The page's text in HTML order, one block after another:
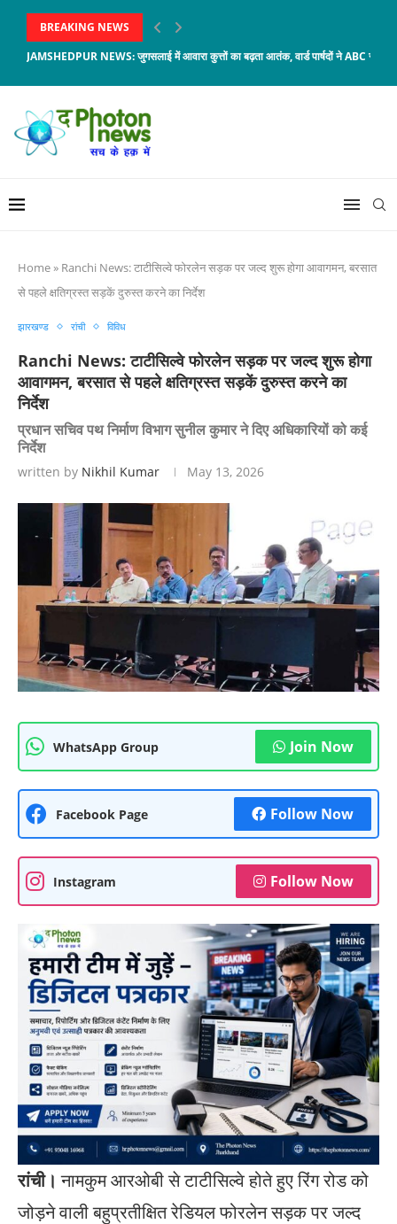
BREAKING NEWS
JAMSHEDPUR NEWS: जुगसलाई में आवारा कुत्तों का बढ़ता आतंक, वार्ड पार्षदों ने ABC सेंटर
Home» Ranchi News: टाटीसिल्वे फोरलेन सड़क पर जल्द शुरू होगा आवागमन, बरसात
से पहले क्षतिग्रस्त सड़कें दुरुस्त करने का निर्देश
झारखण्ड रांची विविध
Ranchi News: टाटीसिल्वे फोरलेन सड़क पर जल्द शुरू होगा
आवागमन, बरसात से पहले क्षतिग्रस्त सड़कें दुरुस्त करने का
निर्देश
प्रधान सचिव पथ निर्माण विभाग सुनील कुमार ने दिए अधिकारियों को कई
निर्देश
written by Nikhil Kumar May 13, 2026
WhatsApp Group Join Now
Facebook Page Follow Now
Instagram Follow Now
रांची।नामकुम आरओबी से टाटीसिल्वे होते हुए रिंग रोड को
जोड़ने वाली बहुप्रतीक्षित रेडियल फोरलेन सड़क पर जल्द